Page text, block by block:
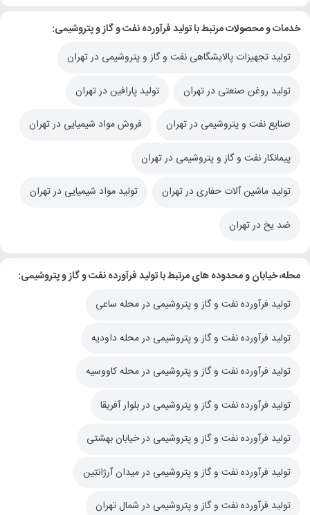
خدمات و محصولات مرتبط با تولید فرآورده نفت و گاز و پتروشیمی:
تولید تجهیزات پالایشگاهی نفت و گاز و پتروشیمی در تهران
تولید روغن صنعتی در تهران تولید پارافین در تهران
صنایع نفت و پتروشیمی در تهران فروش مواد شیمیایی در تهران
پیمانکار نفت و گاز و پتروشیمی در تهران
تولید ماشین آلات حفاری در تهران تولید مواد شیمیایی در تهران
ضد یخ در تهران
محله، خیابان و محدوده های مرتبط با تولید فرآورده نفت و گاز و پتروشیمی:
تولید فرآورده نفت و گاز و پتروشیمی در محله ساعی
تولید فرآورده نفت و گاز و پتروشیمی در محله داودیه
تولید فرآورده نفت و گاز و پتروشیمی در محله کاووسیه
تولید فرآورده نفت و گاز و پتروشیمی در بلوار آفریقا
تولید فرآورده نفت و گاز و پتروشیمی در خیابان بهشتی
تولید فرآورده نفت و گاز و پتروشیمی در میدان آرژانتین
تولید فرآورده نفت و گاز و پتروشیمی در شمال تهران